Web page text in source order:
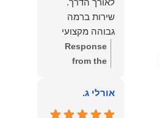
והאכפתיות שלו
בלטו מהרגע
הראשון. הרגשתי
שיש לי על מי
לסמוך, ואני
הלב לכל מי
שמחפש עורך דין
ונוטריון
שירות ברמה
גבוהה מקצועי
ואמין.
Response
from the
הוא שלנו.
אורלי ג.